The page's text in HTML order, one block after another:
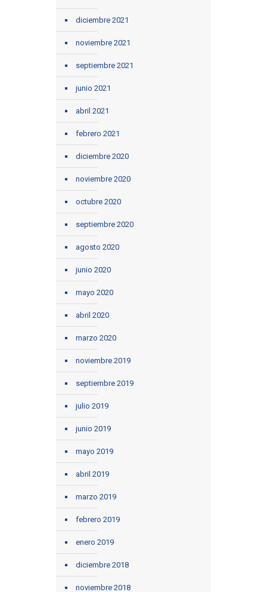
diciembre 2021
noviembre 2021
septiembre 2021
junio 2021
abril 2021
febrero 2021
diciembre 2020
noviembre 2020
octubre 2020
septiembre 2020
agosto 2020
junio 2020
mayo 2020
abril 2020
marzo 2020
noviembre 2019
septiembre 2019
julio 2019
junio 2019
mayo 2019
abril 2019
marzo 2019
febrero 2019
enero 2019
diciembre 2018
noviembre 2018